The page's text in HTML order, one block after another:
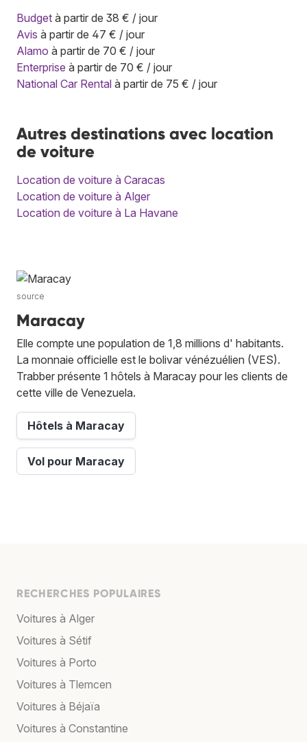
Budget à partir de 38 € / jour
Avis à partir de 47 € / jour
Alamo à partir de 70 € / jour
Enterprise à partir de 70 € / jour
National Car Rental à partir de 75 € / jour
Autres destinations avec location
de voiture
Location de voiture à Caracas
Location de voiture à Alger
Location de voiture à La Havane
source
Maracay
Elle compte une population de 1,8 millions d' habitants.
La monnaie officielle est le bolivar vénézuélien (VES).
Trabber présente 1 hôtels à Maracay pour les clients de
cette ville de Venezuela.
Hôtels à Maracay
Vol pour Maracay
RECHERCHES POPULAIRES
Voitures à Alger
Voitures à Sétif
Voitures à Porto
Voitures à Tlemcen
Voitures à Béjaïa
Voitures à Constantine